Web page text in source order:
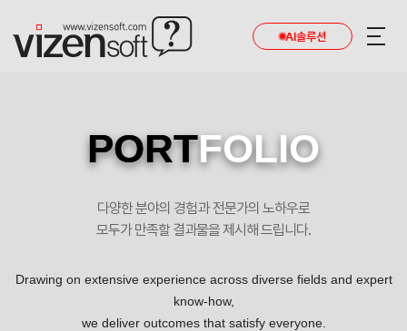
AI솔루션
PORTFOLIO
다양한 분야의 경험과 전문가의 노하우로
모두가 만족할 결과물을 제시해 드립니다.
Drawing on extensive experience across diverse fields and expert
know-how,
we deliver outcomes that satisfy everyone.